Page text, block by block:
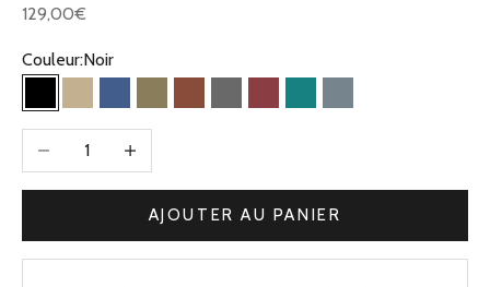
Prix de vente
129,00€
Couleur:Noir
Noir Beige Kaki
Bleu Jean
OliveCamelGris Bordeaux
Vert Bleu Gris
Diminuer la quantitéAugmenter la quantité
AJOUTER AU PANIER